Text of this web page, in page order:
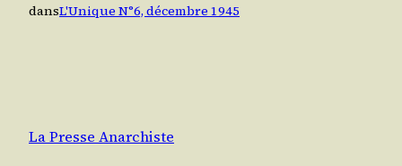
dansL'Unique N°6, décembre 1945
La Presse Anarchiste